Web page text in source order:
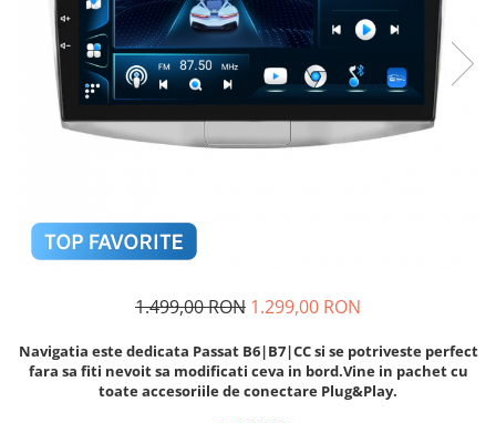
Navigatii Fiat
Navigatii Nissan
Navigatii Citroen
Navigatii Suzuki
Navigatii KIA
Navigatii Renault
Navigatii Mazda
Navigatii Chevrolet
Navigatii Honda
1.499,00 RON 1.299,00 RON
Navigatia este dedicata Passat B6|B7|CC si se potriveste perfect
fara sa fiti nevoit sa modificati ceva in bord.Vine in pachet cu
toate accesoriile de conectare Plug&Play.